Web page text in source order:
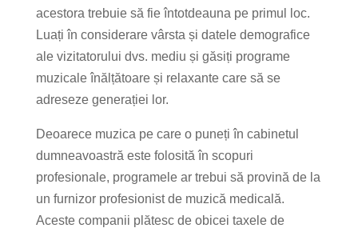
acestora trebuie să fie întotdeauna pe primul loc.
Luați în considerare vârsta și datele demografice
ale vizitatorului dvs. mediu și găsiți programe
muzicale înălțătoare și relaxante care să se
adreseze generației lor.
Deoarece muzica pe care o puneți în cabinetul
dumneavoastră este folosită în scopuri
profesionale, programele ar trebui să provină de la
un furnizor profesionist de muzică medicală.
Aceste companii plătesc de obicei taxele de